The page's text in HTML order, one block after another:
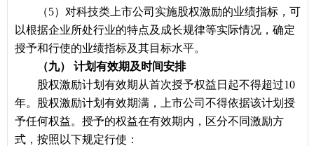
（5）对科技类上市公司实施股权激励的业绩指标，可
以根据企业所处行业的特点及成长规律等实际情况，确定
授予和行使的业绩指标及其目标水平。
（九） 计划有效期及时间安排
股权激励计划有效期从首次授予权益日起不得超过10
年。股权激励计划有效期满，上市公司不得依据该计划授
予任何权益。授予的权益在有效期内，区分不同激励方
式，按照以下规定行使：